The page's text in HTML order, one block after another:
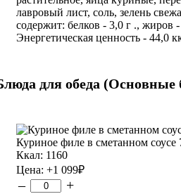
лавровый лист, соль, зелень
содержит: белков - 3,0 г ., жиров -
Энергетическая ценность - 44,0
для обеда (Основные
Куриное филе в сметанном соусе
Ккал: 1160
Цена: +1 099₽
– +